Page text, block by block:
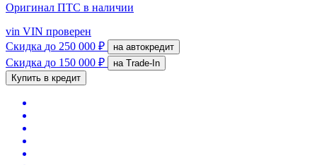
Оригинал ПТС в наличии
vin VIN проверен
Скидка до 250 000 ₽ на автокредит
Скидка до 150 000 ₽
на Trade-In
Купить в кредит